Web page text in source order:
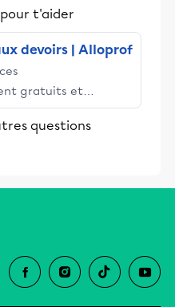
t'aider
devoirs | Alloprof
gratuits et
engage les élèves
la réussite
questions